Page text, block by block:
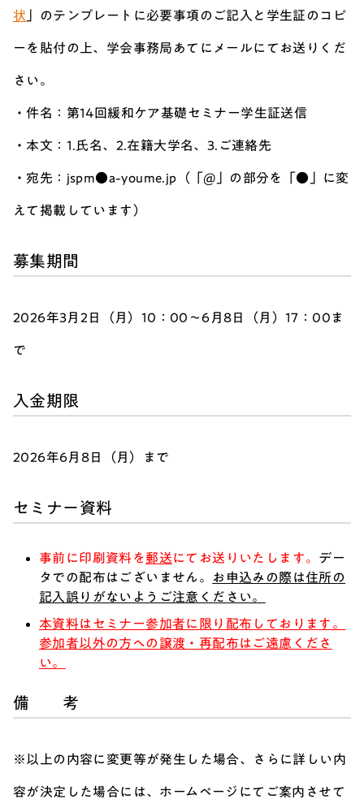
状 」のテンプレートに必要事項のご記入と学生証のコピ
ーを貼付の上、学会事務局あてにメールにてお送りくだ
さい。
・件名：第14回緩和ケア基礎セミナー学生証送信
・本文：1.氏名、2.在籍大学名、3.ご連絡先
・宛先：jspm●a-youme.jp（「@」の部分を「●」に変
えて掲載しています）
募集期間
2026年3月2日（月）10：00～6月8日（月）17：00ま
で
入金期限
2026年6月8日（月）まで
セミナー資料
事前に印刷資料を郵送にてお送りいたします。 デー
タでの配布はございません。
お申込みの際は住所の
記入誤りがないようご注意ください。
本資料はセミナー参加者に限り配布しております。
参加者以外の方への譲渡・再配布はご遠慮くださ
い。
備 考
※以上の内容に変更等が発生した場合、さらに詳しい内
容が決定した場合には、ホームページにてご案内させて